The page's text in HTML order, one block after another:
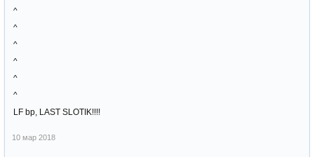
^
^
^
^
^
^
LF bp, LAST SLOTIK!!!!
10 мар 2018